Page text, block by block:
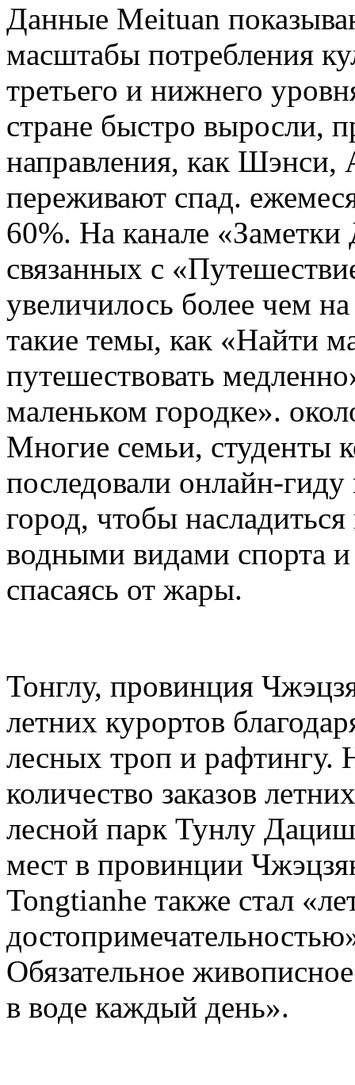
Данные Meituan
масштабы потребления
третьего и нижнего
стране быстро выросли,
направления, как
переживают спад.
60%. На канале «Заметки
связанных с
увеличилось более чем
такие темы, как «Найти
путешествовать
маленьком городке».
Многие семьи, студенты
последовали онлайн-
город, чтобы
водными видами спорта и
спасаясь от жары.
Тонглу, провинция
летних курортов
лесных троп и рафтингу.
количество заказов
лесной парк Тунлу
мест в провинции
Tongtianhe также стал
Обязательное
в воде каждый день».